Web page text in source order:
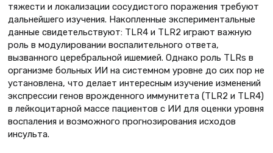
тяжести и локализации сосудистого поражения требуют
дальнейшего изучения. Накопленные экспериментальные
данные свидетельствуют: TLR4 и TLR2 играют важную
роль в модулировании воспалительного ответа,
вызванного церебральной ишемией. Однако роль TLRs в
организме больных ИИ на системном уровне до сих пор не
установлена, что делает интересным изучение изменений
экспрессии генов врожденного иммунитета (TLR2 и TLR4)
в лейкоцитарной массе пациентов с ИИ для оценки уровня
воспаления и возможного прогнозирования исходов
инсульта.